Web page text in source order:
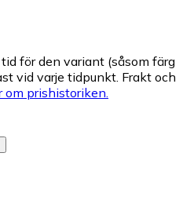
för den variant (såsom färg
vid varje tidpunkt. Frakt och
om prishistoriken.